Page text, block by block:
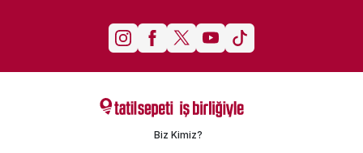
Biz Kimiz?